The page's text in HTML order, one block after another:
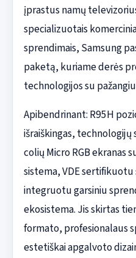
įprastus namų
specializuotais
sprendimais, Samsung
paketą, kuriame derės
technologijos su
Apibendrinant: R95H
išraiškingas,
colių Micro RGB ekranas
sistema, VDE
integruotu garsiniu
ekosistema. Jis skirtas
formato, profesionalaus
estetiškai apgalvoto